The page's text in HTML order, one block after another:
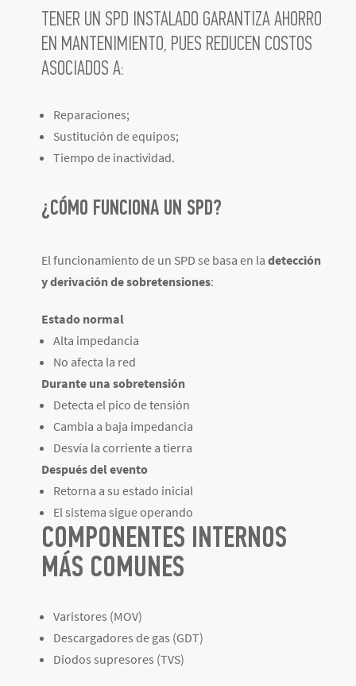
TENER UN SPD INSTALADO GARANTIZA AHORRO
EN MANTENIMIENTO, PUES REDUCEN COSTOS
ASOCIADOS A:
Reparaciones;
Sustitución de equipos;
Tiempo de inactividad.
¿CÓMO FUNCIONA UN SPD?
El funcionamiento de un SPD se basa en la detección
y derivación de sobretensiones:
Estado normal
Alta impedancia
No afecta la red
Durante una sobretensión
Detecta el pico de tensión
Cambia a baja impedancia
Desvía la corriente a tierra
Después del evento
Retorna a su estado inicial
El sistema sigue operando
COMPONENTES INTERNOS
MÁS COMUNES
Varistores (MOV)
Descargadores de gas (GDT)
Diodos supresores (TVS)